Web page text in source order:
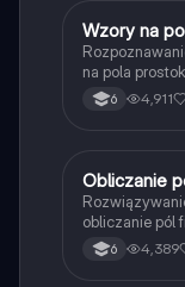
WMatematyka
Wzory na
na pola
6 4,911
OMatematyka
Obliczanie
obliczanie pól
boków i
6 4,389